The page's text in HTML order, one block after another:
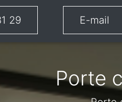
29 E-mail
Porte